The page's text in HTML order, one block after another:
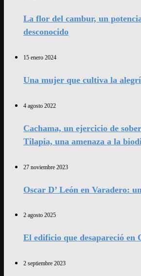
La flor del cambur, un
desconocido
15 enero 2024
Una mujer que cultiva la
4 agosto 2022
Cachama, un ejercicio de
Tilapia, una amenaza a la
27 noviembre 2023
Oscar D’ León en Varadero:
2 agosto 2025
El edificio que desapareció en
2 septiembre 2023